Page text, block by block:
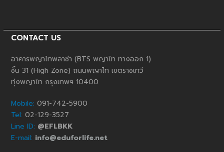
CONTACT US
อาคารพญาไทพลาซ่า (BTS พญาไท ทางออก 1)
ชั้น 31 (High Zone) ถนนพญาไท เขตราชเทวี
ทุ่งพญาไท กรุงเทพฯ 10400
Mobile: 091-742-5900
Tel: 02-129-3527
Line ID: @EFLBKK
E-mail: info@eduforlife.net